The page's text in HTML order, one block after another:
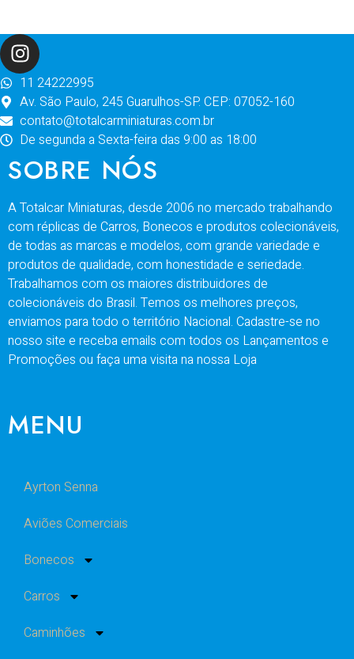
11 24222995
Av. São Paulo, 245 Guarulhos-SP. CEP: 07052-160
contato@totalcarminiaturas.com.br
De segunda a Sexta-feira das 9:00 as 18:00
SOBRE NÓS
A Totalcar Miniaturas, desde 2006 no mercado trabalhando
com réplicas de Carros, Bonecos e produtos colecionáveis,
de todas as marcas e modelos, com grande variedade e
produtos de qualidade, com honestidade e seriedade.
Trabalhamos com os maiores distribuidores de
colecionáveis do Brasil. Temos os melhores preços,
enviamos para todo o território Nacional. Cadastre-se no
nosso site e receba emails com todos os Lançamentos e
Promoções ou faça uma visita na nossa Loja
MENU
Ayrton Senna
Aviões Comerciais
Bonecos
Carros
Caminhões